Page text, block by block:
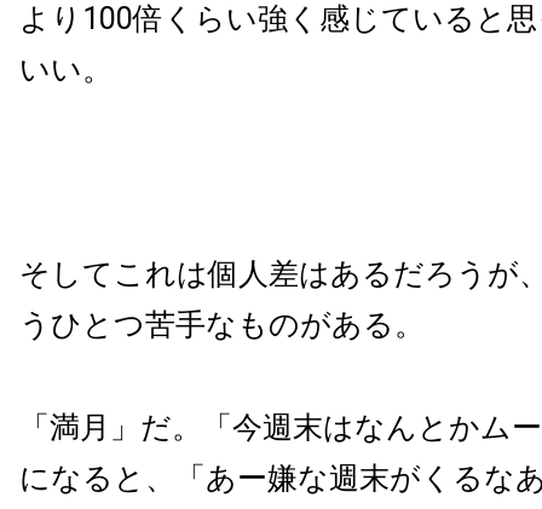
より100倍くらい強く感じていると
いい。
そしてこれは個人差はあるだろうが
うひとつ苦手なものがある。
「満月」だ。「今週末はなんとかム
になると、「あー嫌な週末がくるな